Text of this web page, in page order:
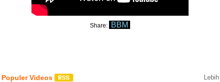
Share: BBM
Populer Videos Lebih